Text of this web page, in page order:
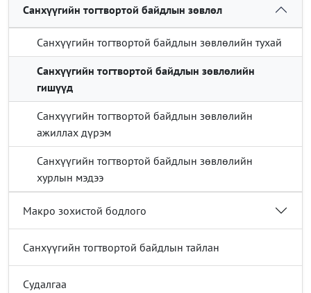
Санхүүгийн тогтвортой байдлын зөвлөл
Санхүүгийн тогтвортой байдлын зөвлөлийн тухай
Санхүүгийн тогтвортой байдлын зөвлөлийн
гишүүд
Санхүүгийн тогтвортой байдлын зөвлөлийн
ажиллах дүрэм
Санхүүгийн тогтвортой байдлын зөвлөлийн
хурлын мэдээ
Макро зохистой бодлого
Санхүүгийн тогтвортой байдлын тайлан
Судалгаа